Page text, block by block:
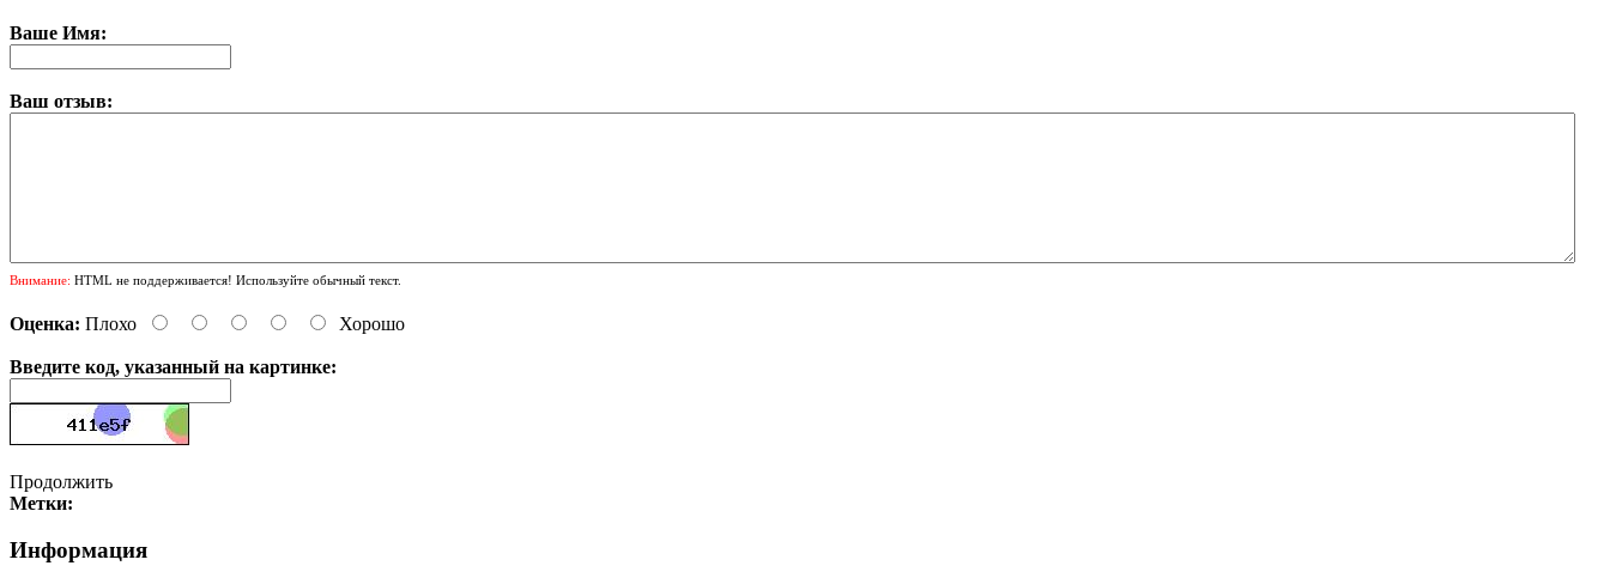
Ваше Имя:
Ваш отзыв:
Внимание: HTML не поддерживается! Используйте обычный текст.
Оценка: Плохо Хорошо
Введите код, указанный на картинке:
Продолжить
Метки:
Информация